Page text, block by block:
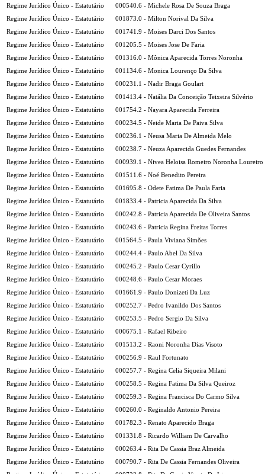
Regime Jurídico Único - Estatutário
000540.6 - Michele Rosa De Souza Braga
Regime Jurídico Único - Estatutário
001873.0 - Milton Norival Da Silva
Regime Jurídico Único - Estatutário
001741.9 - Moises Darci Dos Santos
Regime Jurídico Único - Estatutário
001205.5 - Moises Jose De Faria
Regime Jurídico Único - Estatutário
001316.0 - Mônica Aparecida Torres Noronha
Regime Jurídico Único - Estatutário
001134.6 - Monica Lourenço Da Silva
Regime Jurídico Único - Estatutário
000231.1 - Nadir Braga Goulart
Regime Jurídico Único - Estatutário
001413.4 - Natália Da Conceição Teixeira Silvério
Regime Jurídico Único - Estatutário
001754.2 - Nayara Aparecida Ferreira
Regime Jurídico Único - Estatutário
000234.5 - Neide Maria De Paiva Silva
Regime Jurídico Único - Estatutário
000236.1 - Neusa Maria De Almeida Melo
Regime Jurídico Único - Estatutário
000238.7 - Neuza Aparecida Guedes Fernandes
Regime Jurídico Único - Estatutário
000939.1 - Nivea Heloisa Romeiro Noronha Loureiro
Regime Jurídico Único - Estatutário
001511.6 - Noé Benedito Pereira
Regime Jurídico Único - Estatutário
001695.8 - Odete Fatima De Paula Faria
Regime Jurídico Único - Estatutário
001833.4 - Patricia Aparecida Da Silva
Regime Jurídico Único - Estatutário
000242.8 - Patricia Aparecida De Oliveira Santos
Regime Jurídico Único - Estatutário
000243.6 - Patricia Regina Freitas Torres
Regime Jurídico Único - Estatutário
001564.5 - Paula Viviana Simões
Regime Jurídico Único - Estatutário
000244.4 - Paulo Abel Da Silva
Regime Jurídico Único - Estatutário
000245.2 - Paulo Cesar Cyrillo
Regime Jurídico Único - Estatutário
000248.6 - Paulo Cesar Moraes
Regime Jurídico Único - Estatutário
001661.9 - Paulo Donizeti Da Luz
Regime Jurídico Único - Estatutário
000252.7 - Pedro Ivanildo Dos Santos
Regime Jurídico Único - Estatutário
000253.5 - Pedro Sergio Da Silva
Regime Jurídico Único - Estatutário
000675.1 - Rafael Ribeiro
Regime Jurídico Único - Estatutário
001513.2 - Raoni Noronha Dias Visoto
Regime Jurídico Único - Estatutário
000256.9 - Raul Fortunato
Regime Jurídico Único - Estatutário
000257.7 - Regina Celia Siqueira Milani
Regime Jurídico Único - Estatutário
000258.5 - Regina Fatima Da Silva Queiroz
Regime Jurídico Único - Estatutário
000259.3 - Regina Francisca Do Carmo Silva
Regime Jurídico Único - Estatutário
000260.0 - Reginaldo Antonio Pereira
Regime Jurídico Único - Estatutário
001782.3 - Renato Aparecido Braga
Regime Jurídico Único - Estatutário
001331.8 - Ricardo William De Carvalho
Regime Jurídico Único - Estatutário
000263.4 - Rita De Cassia Braz Almeida
Regime Jurídico Único - Estatutário
000790.7 - Rita De Cassia Fernandes Oliveira